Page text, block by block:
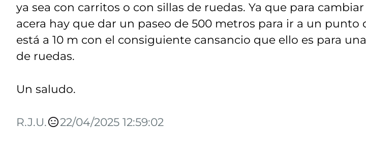
ya sea con carritos o con sillas de ruedas. Ya que para
acera hay que dar un paseo de 500 metros para ir a un punto
está a 10 m con el consiguiente cansancio que ello es para
de ruedas.
Un saludo.
R.J.U. 22/04/2025 12:59:02